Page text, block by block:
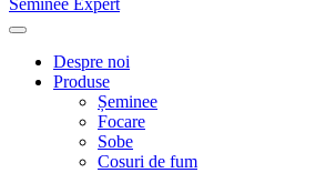
Seminee Expert
Despre noi
Produse
Șeminee
Focare
Sobe
Cosuri de fum